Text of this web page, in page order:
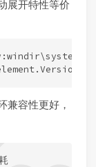
展开特性等价
兼容性更好，